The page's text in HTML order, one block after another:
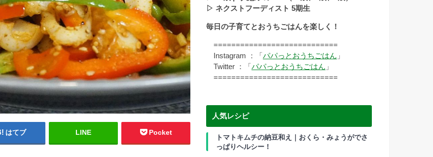
はてブ LINE Pocket
▷ ネクストフーディスト 5期生
毎日の子育てとおうちごはんを楽しく！
============================
Instagram ：「 パパっとおうちごはん 」
Twitter ：「 パパっとおうちごはん 」
============================
人気レシピ
トマトキムチの納豆和え｜おくら・みょうがでさ
っぱりヘルシー！